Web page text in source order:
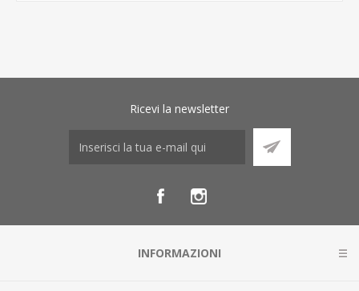
Ricevi la newsletter
INFORMAZIONI